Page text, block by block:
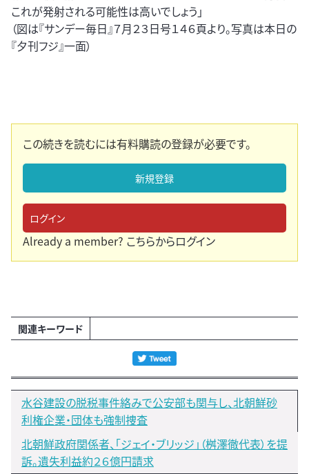
これが発射される可能性は高いでしょう」
（図は『サンデー毎日』７月２３日号１４６頁より。写真は本日の
『夕刊フジ』一面）
この続きを読むには有料購読の登録が必要です。
新規登録
ログイン
Already a member? こちらからログイン
関連キーワード
水谷建設の脱税事件絡みで公安部も関与し、北朝鮮砂
利権企業・団体も強制捜査
北朝鮮政府関係者、「ジェイ・ブリッジ」（桝澤徹代表）を提
訴。遺失利益約２６億円請求